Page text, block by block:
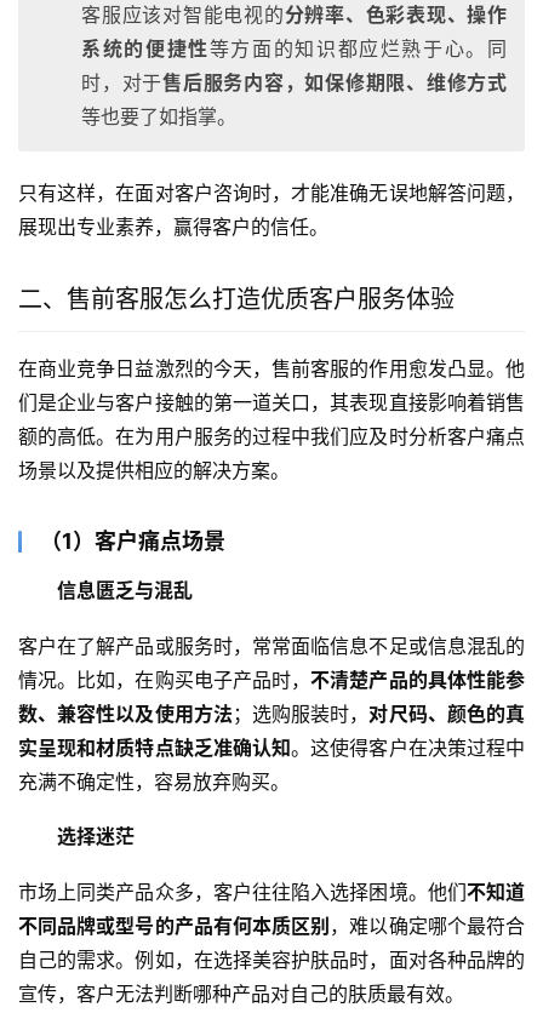
客服应该对智能电视的分辨率、色彩表现、操作
系统的便捷性等方面的知识都应烂熟于心。同
时，对于售后服务内容，如保修期限、维修方式
等也要了如指掌。
只有这样，在面对客户咨询时，才能准确无误地解答问题，
展现出专业素养，赢得客户的信任。
二、售前客服怎么打造优质客户服务体验
在商业竞争日益激烈的今天，售前客服的作用愈发凸显。他
们是企业与客户接触的第一道关口，其表现直接影响着销售
额的高低。在为用户服务的过程中我们应及时分析客户痛点
场景以及提供相应的解决方案。
（1）客户痛点场景
信息匮乏与混乱
客户在了解产品或服务时，常常面临信息不足或信息混乱的
情况。比如，在购买电子产品时，不清楚产品的具体性能参
数、兼容性以及使用方法 ；选购服装时， 对尺码、颜色的真
实呈现和材质特点缺乏准确认知。这使得客户在决策过程中
充满不确定性，容易放弃购买。
选择迷茫
市场上同类产品众多，客户往往陷入选择困境。他们不知道
不同品牌或型号的产品有何本质区别，难以确定哪个最符合
自己的需求。例如，在选择美容护肤品时，面对各种品牌的
宣传，客户无法判断哪种产品对自己的肤质最有效。